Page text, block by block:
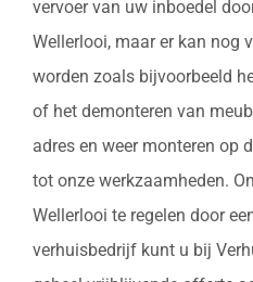
vervoer van uw inboedel
Wellerlooi, maar er kan nog
worden zoals bijvoorbeeld
of het demonteren van
adres en weer monteren op
tot onze werkzaamheden.
Wellerlooi te regelen door
verhuisbedrijf kunt u bij